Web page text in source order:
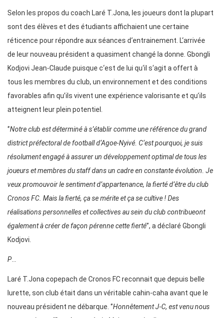
Selon les propos du coach Laré T.Jona, les joueurs dont la plupart
sont des élèves et des étudiants affichaient une certaine
réticence pour répondre aux séances d‘entrainement. L‘arrivée
de leur nouveau président a quasiment changé la donne. Gbongli
Kodjovi Jean-Claude puisque c‘est de lui qu‘il s‘agit a offert à
tous les membres du club, un environnement et des conditions
favorables afin qu’ils vivent une expérience valorisante et qu’ils
atteignent leur plein potentiel.
‘’Notre club est déterminé à s’établir comme une référence du grand
district préfectoral de football d‘Agoe-Nyivé. C‘est pourquoi, je suis
résolument engagé à assurer un développement optimal de tous les
joueurs et membres du staff dans un cadre en constante évolution. Je
veux promouvoir le sentiment d’appartenance, la fierté d’être du club
Cronos FC. Mais la fierté, ça se mérite et ça se cultive ! Des
réalisations personnelles et collectives au sein du club contribueont
également à créer de façon pérenne cette fierté’’, a déclaré Gbongli
Kodjovi.
P…
Laré T.Jona copepach de Cronos FC reconnait que depuis belle
lurette, son club était dans un véritable cahin-caha avant que le
nouveau président ne débarque. ‘’Honnêtement J-C, est venu nous